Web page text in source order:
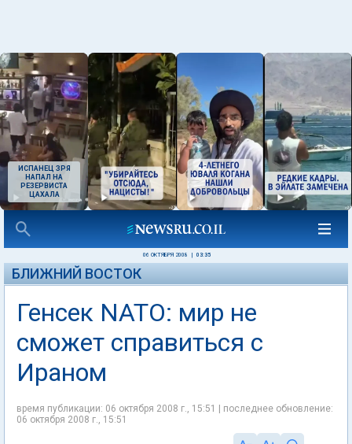
ИСПАНЕЦ ЗРЯ
НАПАЛ НА
РЕЗЕРВИСТА
ЦАХАЛА
06 ОКТЯБРЯ 2008 03:35
БЛИЖНИЙ ВОСТОК
Генсек NATO: мир не
сможет справиться с
Ираном
время публикации: 06 октября 2008 г., 15:51 | последнее обновление:
06 октября 2008 г., 15:51